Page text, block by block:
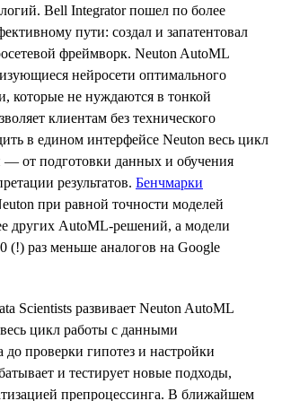
Bell Integrator пошел по более
пути: создал и запатентовал
фреймворк. Neuton AutoML
нейросети оптимального
которые не нуждаются в тонкой
клиентам без технического
в едином интерфейсе Neuton весь цикл
от подготовки данных и обучения
результатов. Бенчмарки
при равной точности моделей
других AutoML-решений, а модели
(!) раз меньше аналогов на Google
Scientists развивает Neuton AutoML
цикл работы с данными
до проверки гипотез и настройки
и тестирует новые подходы,
препроцессинга. В ближайшем